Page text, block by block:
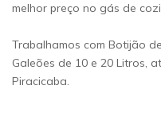
melhor preço no gás de
Trabalhamos com Botijão
Galeões de 10 e 20 Litros,
Piracicaba.